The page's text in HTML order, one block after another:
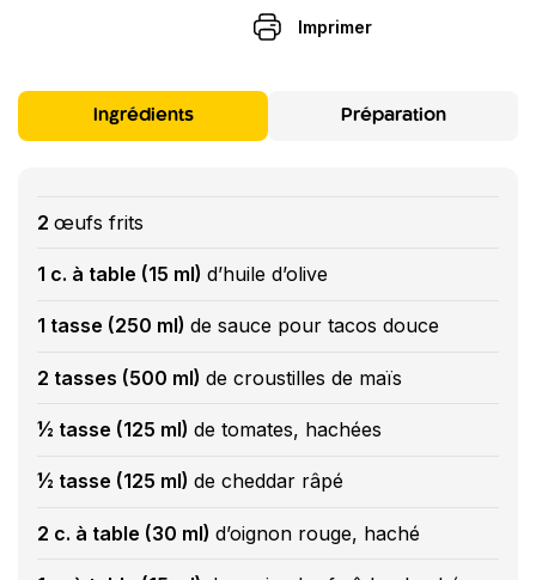
Imprimer
Ingrédients Préparation
2 œufs frits
1 c. à table (15 ml) d’huile d’olive
1 tasse (250 ml) de sauce pour tacos douce
2 tasses (500 ml) de croustilles de maïs
½ tasse (125 ml) de tomates, hachées
½ tasse (125 ml) de cheddar râpé
2 c. à table (30 ml) d’oignon rouge, haché